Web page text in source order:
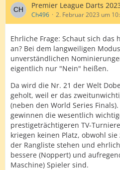
Premier League Darts
Ch496 2. Februar 2023 um
Ehrliche Frage: Schaut sich
an? Bei dem langweiligen
unverständlichen
eigentlich nur "Nein" heißen.
Da wird die Nr. 21 der Welt
geholt, weil er das
(neben den World Series
gewinnen die wesentlich
prestigeträchtigeren TV-
kriegen keinen Platz, obwohl
der Rangliste stehen und
bessere (Noppert) und
Maschine) Spieler sind.